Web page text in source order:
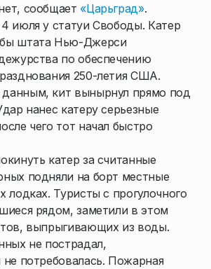
сообщает «Царьград».
июля у статуи Свободы. Катер
штата Нью-Джерси
по обеспечению
250-летия США.
кит вынырнул прямо под
нанес катеру серьезные
чего тот начал быстро
катер за считанные
подняли на борт местные
лодках. Туристы с прогулочного
рядом, заметили в этом
выпрыгивающих из воды.
не пострадал,
не потребовалась. Пожарная